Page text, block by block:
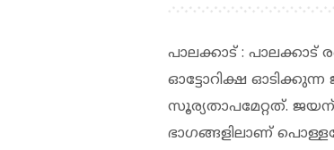
പാലക്കാട് : പാലക്കാട്
ഓട്ടോറിക്ഷ ഓടിക്കുന്ന
സൂര്യതാപമേറ്റത്. ജയന്
ഭാഗങ്ങളിലാണ്